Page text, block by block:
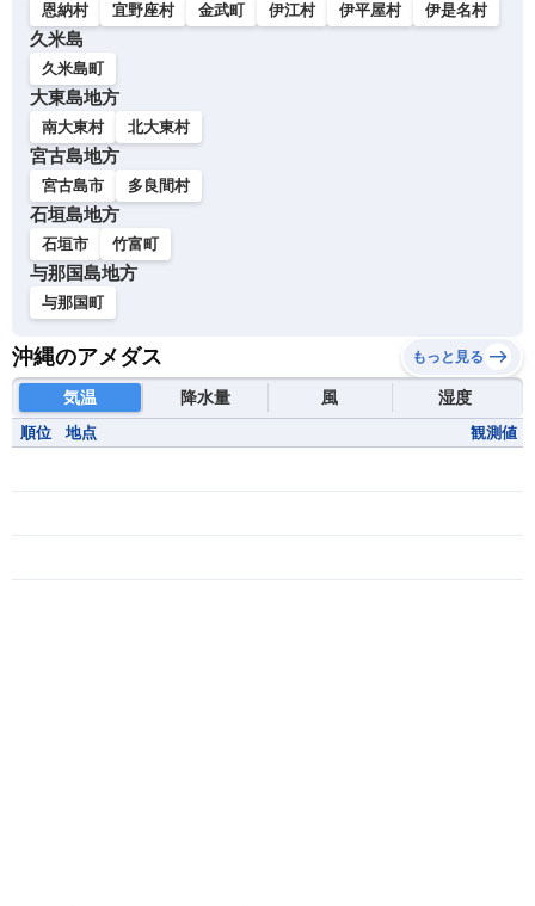
恩納村
宜野座村 金武町 伊江村 伊平屋村 伊是名村
久米島
久米島町
大東島地方
南大東村 北大東村
宮古島地方
宮古島市 多良間村
石垣島地方
石垣市 竹富町
与那国島地方
与那国町
沖縄のアメダス もっと見る
気温 降水量 風 湿度
順位 地点 観測値